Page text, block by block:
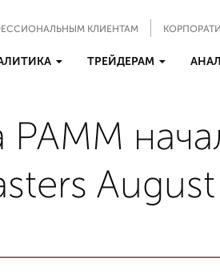
КЛИЕНТАМ
ТРЕЙДЕРАМ
PAMM